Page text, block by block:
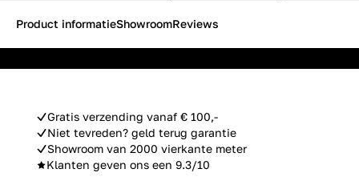
Gratis verzending vanaf € 100,-
Niet tevreden? geld terug garantie
Showroom van 2000 vierkante meter
Klanten geven ons een 9.3/10
Product informatieShowroomReviews